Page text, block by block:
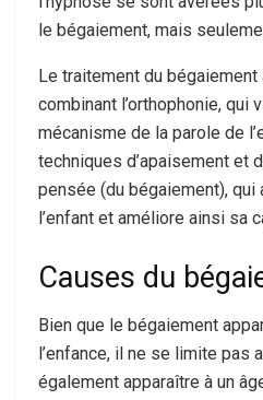
le bégaiement, mais
Le traitement du
combinant l’orthophonie, qui
mécanisme de la parole de
techniques d’apaisement et
pensée (du bégaiement), qui
l’enfant et améliore ainsi sa
Causes du
Bien que le bégaiement
l’enfance, il ne se limite pas
également apparaître à un